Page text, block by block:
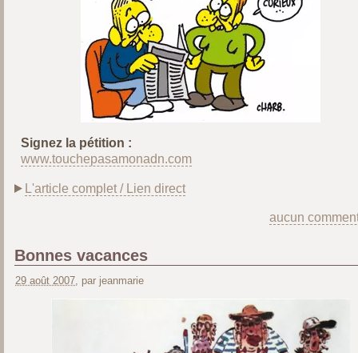
Signez la pétition :
www.touchepasamonadn.com
L'article complet / Lien direct
aucun
Bonnes vacances
29 août 2007, par jeanmarie